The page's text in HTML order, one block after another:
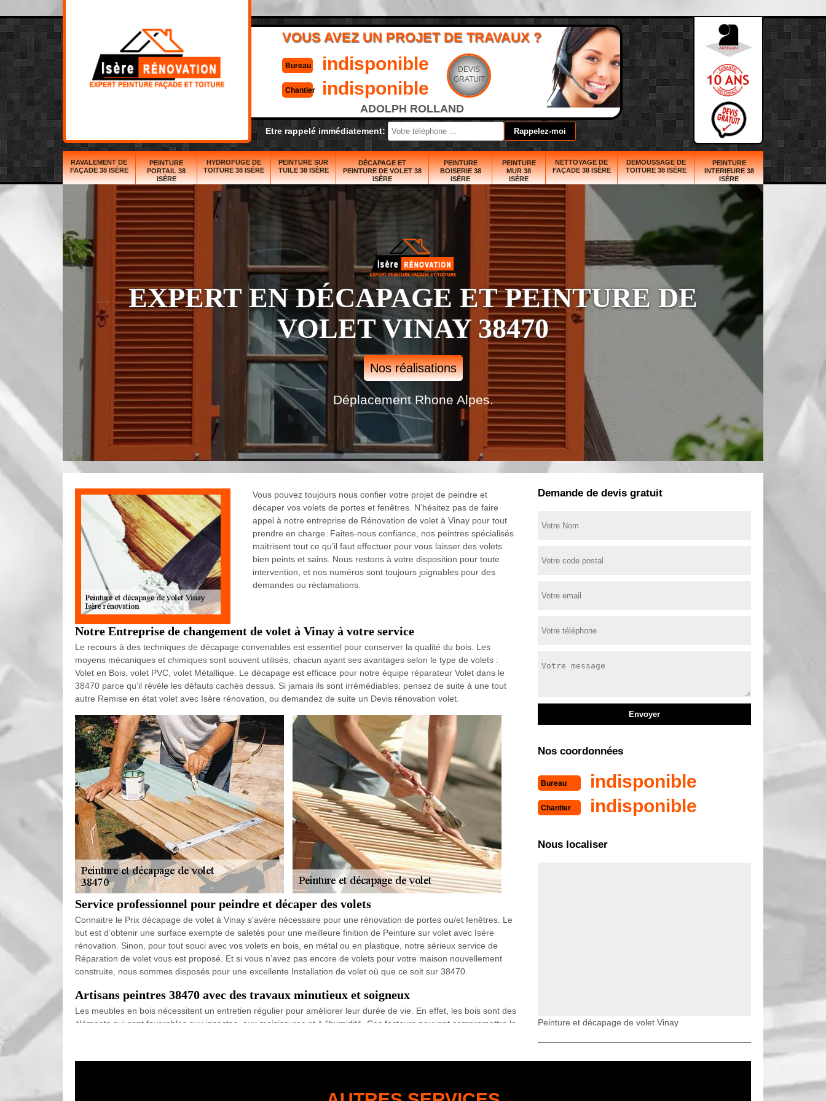
VOUS AVEZ UN PROJET DE TRAVAUX ?
Bureau indisponible
Chantier indisponible
DEVIS
GRATUIT
ADOLPH ROLLAND
Etre rappelé immédiatement:
RAVALEMENT DE
FAÇADE 38 ISÈRE
PEINTURE
PORTAIL 38
ISÈRE
HYDROFUGE DE
TOITURE 38 ISÈRE
PEINTURE SUR
TUILE 38 ISÈRE
DÉCAPAGE ET
PEINTURE DE VOLET 38
ISÈRE
PEINTURE
BOISERIE 38
ISÈRE
PEINTURE
MUR 38
ISÈRE
NETTOYAGE DE
FAÇADE 38 ISÈRE
DEMOUSSAGE DE
TOITURE 38 ISÈRE
PEINTURE
INTERIEURE 38
ISÈRE
EXPERT EN DÉCAPAGE ET PEINTURE DE
VOLET VINAY 38470
Nos réalisations
Déplacement Rhone Alpes.
Vous pouvez toujours nous confier votre projet de peindre et
décaper vos volets de portes et fenêtres. N’hésitez pas de faire
appel à notre entreprise de Rénovation de volet à Vinay pour tout
prendre en charge. Faites-nous confiance, nos peintres spécialisés
maitrisent tout ce qu’il faut effectuer pour vous laisser des volets
bien peints et sains. Nous restons à votre disposition pour toute
intervention, et nos numéros sont toujours joignables pour des
demandes ou réclamations.
Notre Entreprise de changement de volet à Vinay à votre service
Le recours à des techniques de décapage convenables est essentiel pour conserver la qualité du bois. Les
moyens mécaniques et chimiques sont souvent utilisés, chacun ayant ses avantages selon le type de volets :
Volet en Bois, volet PVC, volet Métallique. Le décapage est efficace pour notre équipe réparateur Volet dans le
38470 parce qu’il révèle les défauts cachés dessus. Si jamais ils sont irrémédiables, pensez de suite à une tout
autre Remise en état volet avec Isère rénovation, ou demandez de suite un Devis rénovation volet.
Service professionnel pour peindre et décaper des volets
Connaitre le Prix décapage de volet à Vinay s’avère nécessaire pour une rénovation de portes ou/et fenêtres. Le
but est d’obtenir une surface exempte de saletés pour une meilleure finition de Peinture sur volet avec Isère
rénovation. Sinon, pour tout souci avec vos volets en bois, en métal ou en plastique, notre sérieux service de
Réparation de volet vous est proposé. Et si vous n’avez pas encore de volets pour votre maison nouvellement
construite, nous sommes disposés pour une excellente Installation de volet où que ce soit sur 38470.
Artisans peintres 38470 avec des travaux minutieux et soigneux
Les meubles en bois nécessitent un entretien régulier pour améliorer leur durée de vie. En effet, les bois sont des
éléments qui sont favorables aux insectes, aux moisissures et à l'humidité. Ces facteurs peuvent compromettre la
qui travaillent pour elle. Ces artisans peintres 38470 vont réaliser la peinture de vos volets avec des travaux
Demande de devis gratuit
Nos coordonnées
Bureau indisponible
Chantier indisponible
Nous localiser
Peinture et décapage de volet Vinay